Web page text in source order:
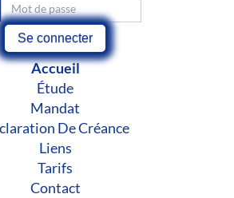
Se connecter
Accueil
Étude
Mandat
De Créance
Liens
Tarifs
Contact